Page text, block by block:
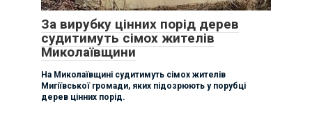
За вирубку цінних порід дерев
судитимуть сімох жителів
Миколаївщини
На Миколаївщині судитимуть сімох жителів
Мигіївської громади, яких підозрюють у порубці
дерев цінних порід.